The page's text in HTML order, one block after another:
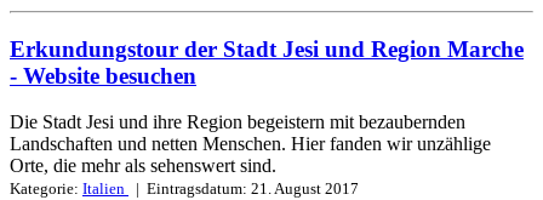
Erkundungstour der Stadt Jesi und Region Marche
- Website besuchen
Die Stadt Jesi und ihre Region begeistern mit bezaubernden
Landschaften und netten Menschen. Hier fanden wir unzählige
Orte, die mehr als sehenswert sind.
Kategorie: Italien | Eintragsdatum: 21. August 2017